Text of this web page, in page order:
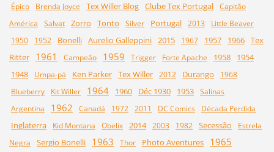
Épico
Brenda Joyce Tex Willer Blog Clube Tex Portugal Capitão
América
Salvat Zorro Tonto Silver Portugal 2013
Little Beaver
1950
1952 Bonelli Aurelio Galleppini 2015 1967 1957 1966 Tex
Ritter
1961 Campeão 1959 Trigger Forte Apache 1958
1954
1948
Umpa-pá Ken Parker Tex Willer 2012 Durango
1968
Blueberry
Kit Willer 1964 1960 Déc 1930 1953 Salinas
Argentina
1962 Canadá 1972 2011 DC Comics Década Perdida
Inglaterra Kid Montana Obelix 2014 2003 1982 Secessão
Estrela
Negra
Sergio Bonelli 1963 Thor Photo Aventures 1965